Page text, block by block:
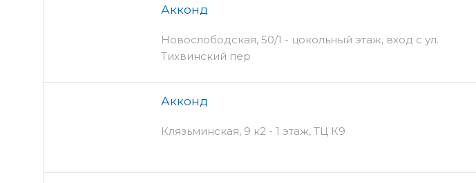
Акконд
Новослободская, 50/1 - цокольный этаж, вход с ул.
Тихвинский пер
Акконд
Клязьминская, 9 к2 - 1 этаж, ТЦ К9